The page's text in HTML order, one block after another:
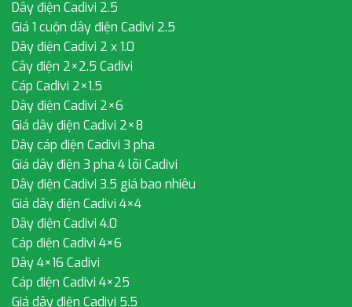
Dây điện Cadivi 2.5
Giá 1 cuộn dây điện Cadivi 2.5
Dây điện Cadivi 2 x 1.0
Cây điện 2×2.5 Cadivi
Cáp Cadivi 2×1.5
Dây điện Cadivi 2×6
Giá dây điện Cadivi 2×8
Dây cáp điện Cadivi 3 pha
Giá dây điện 3 pha 4 lõi Cadivi
Dây điện Cadivi 3.5 giá bao nhiêu
Giá dây điện Cadivi 4×4
Dây điện Cadivi 4.0
Cáp điện Cadivi 4×6
Dây 4×16 Cadivi
Cáp điện Cadivi 4×25
Giá dây điện Cadivi 5.5